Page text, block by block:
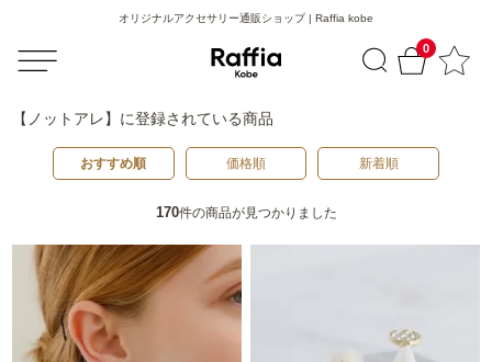
0
オリジナルアクセサリー通販ショップ | Raffia kobe
【ノットアレ】 に登録されている商品
おすすめ順 価格順 新着順
170件の商品が見つかりました